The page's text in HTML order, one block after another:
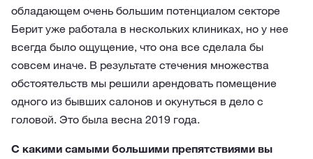
обладающем очень большим потенциалом секторе
Берит уже работала в нескольких клиниках, но у нее
всегда было ощущение, что она все сделала бы
совсем иначе. В результате стечения множества
обстоятельств мы решили арендовать помещение
одного из бывших салонов и окунуться в дело с
головой. Это была весна 2019 года.
С какими самыми большими препятствиями вы